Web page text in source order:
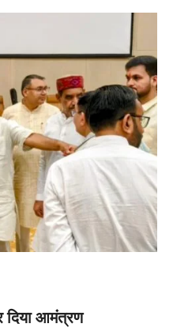
दिया आमंत्रण